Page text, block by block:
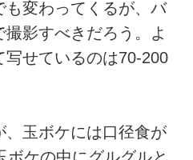
も変わってくるが、バ
影すべきだろう。よ
写せているのは70-200
、玉ボケには口径食が